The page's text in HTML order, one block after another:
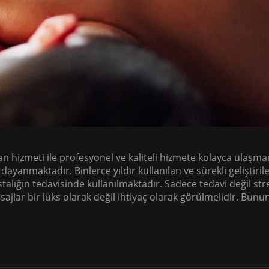
hizmeti ile profesyonel ve kaliteli hizmete kolayca
Binlerce yıldır kullanılan ve sürekli
tedavisinde kullanılmaktadır. Sadece tedavi değil
bir lüks olarak değil ihtiyaç olarak görülmelidir.